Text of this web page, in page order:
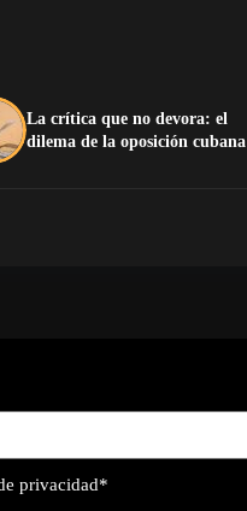
La crítica que no devora: el
dilema de la oposición cubana
privacidad*